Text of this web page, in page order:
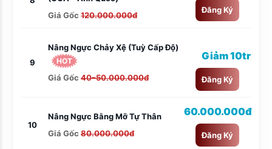
Giá Gốc 120.000.000đ
Đăng Ký
9
Nâng Ngực Chảy Xệ (tuỳ Cấp Độ)
HOT
Giá Gốc 40–50.000.000đ
Giảm 10tr
Đăng Ký
10
Nâng Ngực Bằng Mỡ Tự Thân
Giá Gốc 80.000.000đ
60.000.000đ
Đăng Ký